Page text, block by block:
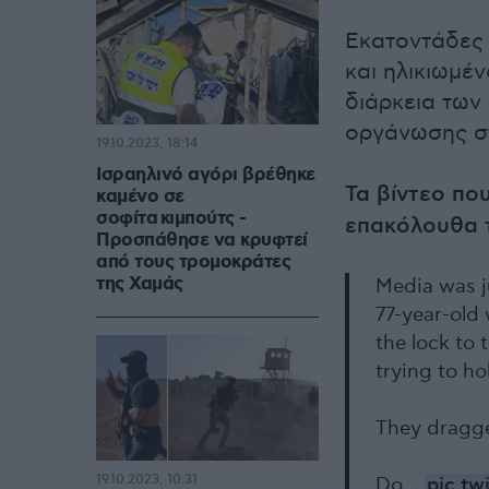
Εκατοντάδες
και
διάρκεια
οργάνωσης
Τα βίντεο
Media was
77-year-
the lock to
trying to
They
Ισραηλινό αγόρι βρέθηκε
καμένο σε
σοφίτα κιμπούτς -
Προσπάθησε να κρυφτεί
από τους τρομοκράτες
της Χαμάς
19.10.2023, 18:14
19.10.2023, 10:31